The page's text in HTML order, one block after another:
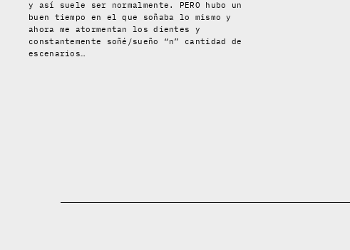
y así suele ser normalmente. PERO hubo un
buen tiempo en el que soñaba lo mismo y
ahora me atormentan los dientes y
constantemente soñé/sueño “n” cantidad de
escenarios…